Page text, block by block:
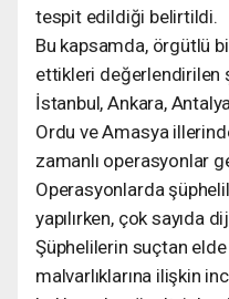
tespit edildiği belirtildi.
Bu kapsamda, örgütlü
ettikleri değerlendirilen
İstanbul, Ankara,
Ordu ve Amasya
zamanlı operasyonlar
Operasyonlarda
yapılırken, çok sayıda
Şüphelilerin suçtan
malvarlıklarına ilişkin